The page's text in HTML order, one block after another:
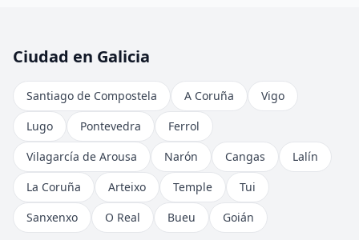
Ciudad en Galicia
Santiago de Compostela A Coruña
Vigo
Lugo
Pontevedra
Ferrol
Vilagarcía de Arousa
Narón Cangas
Lalín
La Coruña
Arteixo Temple
Tui
Sanxenxo
O Real Bueu Goián